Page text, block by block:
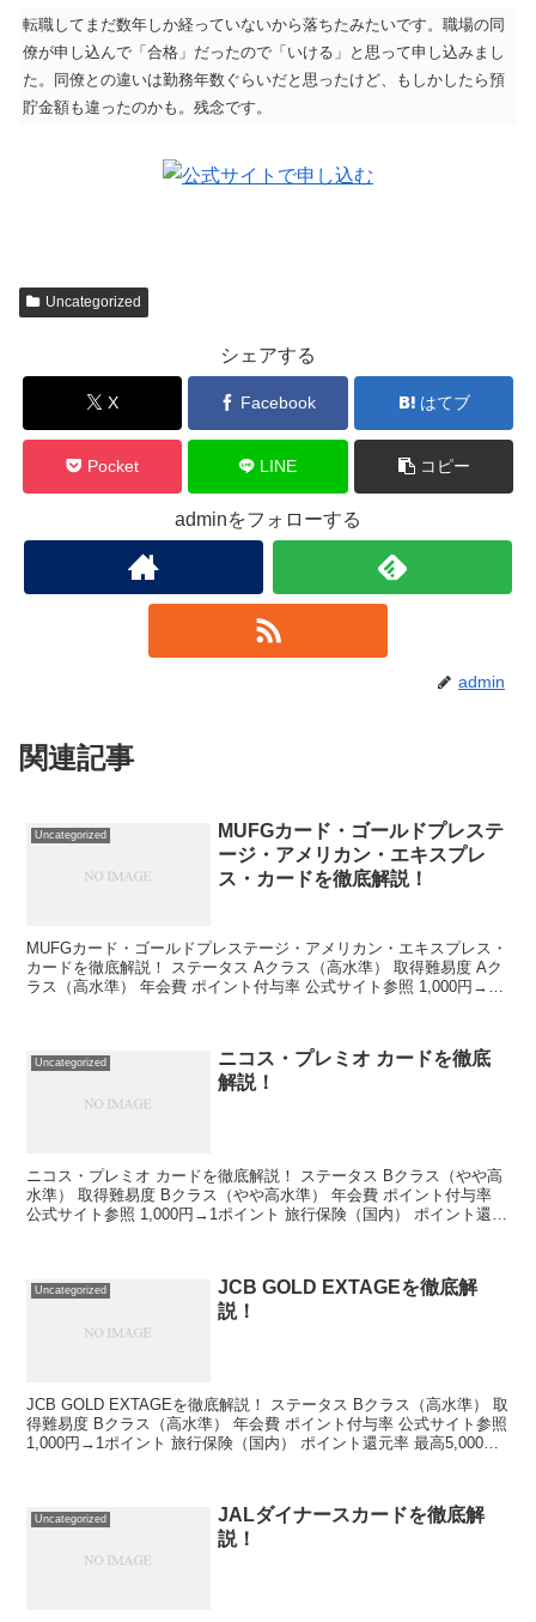
転職してまだ数年しか経っていないから落ちたみたいです。職場の同
僚が申し込んで「合格」だったので「いける」と思って申し込みまし
た。同僚との違いは勤務年数ぐらいだと思ったけど、もしかしたら預
貯金額も違ったのかも。残念です。
Uncategorized
シェアする
X Facebook はてブ
Pocket LINE コピー
adminをフォローする
admin
関連記事
Uncategorized
MUFGカード・ゴールドプレステ
ージ・アメリカン・エキスプレ
ス・カードを徹底解説！
MUFGカード・ゴールドプレステージ・アメリカン・エキスプレス・
カードを徹底解説！ ステータス Aクラス（高水準） 取得難易度 Aク
ラス（高水準） 年会費 ポイント付与率 公式サイト参照 1,000円→1
Uncategorized
ニコス・プレミオ カードを徹底
解説！
ニコス・プレミオ カードを徹底解説！ ステータス Bクラス（やや高
水準） 取得難易度 Bクラス（やや高水準） 年会費 ポイント付与率
公式サイト参照 1,000円→1ポイント 旅行保険（国内） ポイント還元
Uncategorized
JCB GOLD EXTAGEを徹底解
説！
JCB GOLD EXTAGEを徹底解説！ ステータス Bクラス（高水準） 取
得難易度 Bクラス（高水準） 年会費 ポイント付与率 公式サイト参照
1,000円→1ポイント 旅行保険（国内） ポイント還元率 最高5,000万
Uncategorized
JALダイナースカードを徹底解
説！